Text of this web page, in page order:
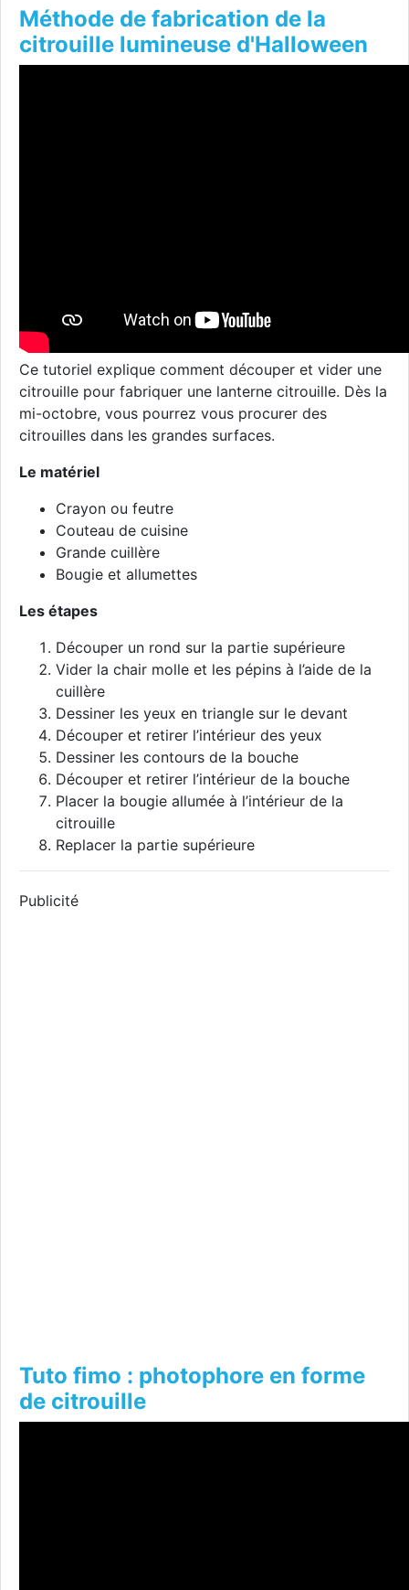
Méthode de fabrication de la
citrouille lumineuse d'Halloween
Ce tutoriel explique comment découper et vider une
citrouille pour fabriquer une lanterne citrouille. Dès la
mi-octobre, vous pourrez vous procurer des
citrouilles dans les grandes surfaces.
Le matériel
Crayon ou feutre
Couteau de cuisine
Grande cuillère
Bougie et allumettes
Les étapes
Découper un rond sur la partie supérieure
Vider la chair molle et les pépins à l’aide de la
cuillère
Dessiner les yeux en triangle sur le devant
Découper et retirer l’intérieur des yeux
Dessiner les contours de la bouche
Découper et retirer l’intérieur de la bouche
Placer la bougie allumée à l’intérieur de la
citrouille
Replacer la partie supérieure
Publicité
Tuto fimo : photophore en forme
de citrouille